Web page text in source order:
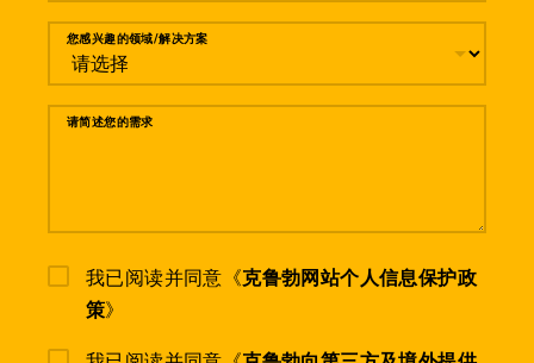
您感兴趣的领域/解决方案
请简述您的需求
我已阅读并同意《克鲁勃网站个人信息保护政
策》